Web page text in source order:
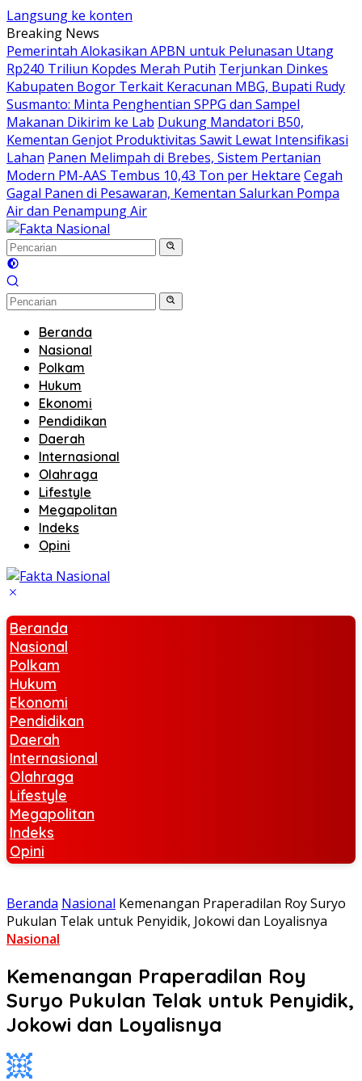
Langsung ke konten
Breaking News
Pemerintah Alokasikan APBN untuk Pelunasan Utang
Rp240 Triliun Kopdes Merah Putih Terjunkan Dinkes
Kabupaten Bogor Terkait Keracunan MBG, Bupati Rudy
Susmanto: Minta Penghentian SPPG dan Sampel
Makanan Dikirim ke Lab Dukung Mandatori B50,
Kementan Genjot Produktivitas Sawit Lewat Intensifikasi
Lahan Panen Melimpah di Brebes, Sistem Pertanian
Modern PM-AAS Tembus 10,43 Ton per Hektare Cegah
Gagal Panen di Pesawaran, Kementan Salurkan Pompa
Air dan Penampung Air
Beranda
Nasional
Polkam
Hukum
Ekonomi
Pendidikan
Daerah
Internasional
Olahraga
Lifestyle
Megapolitan
Indeks
Opini
Beranda
Nasional
Polkam
Hukum
Ekonomi
Pendidikan
Daerah
Internasional
Olahraga
Lifestyle
Megapolitan
Indeks
Opini
Beranda Nasional Kemenangan Praperadilan Roy Suryo
Pukulan Telak untuk Penyidik, Jokowi dan Loyalisnya
Nasional
Kemenangan Praperadilan Roy
Suryo Pukulan Telak untuk Penyidik,
Jokowi dan Loyalisnya